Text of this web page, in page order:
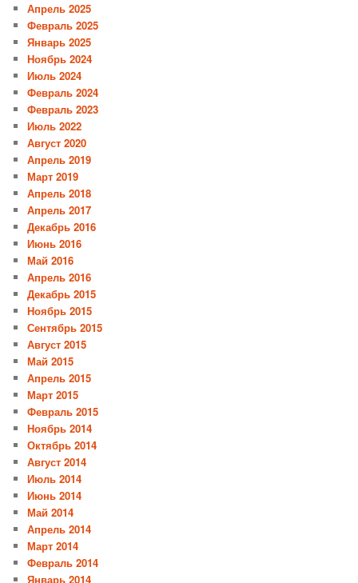
Апрель 2025
Февраль 2025
Январь 2025
Ноябрь 2024
Июль 2024
Февраль 2024
Февраль 2023
Июль 2022
Август 2020
Апрель 2019
Март 2019
Апрель 2018
Апрель 2017
Декабрь 2016
Июнь 2016
Май 2016
Апрель 2016
Декабрь 2015
Ноябрь 2015
Сентябрь 2015
Август 2015
Май 2015
Апрель 2015
Март 2015
Февраль 2015
Ноябрь 2014
Октябрь 2014
Август 2014
Июль 2014
Июнь 2014
Май 2014
Апрель 2014
Март 2014
Февраль 2014
Январь 2014